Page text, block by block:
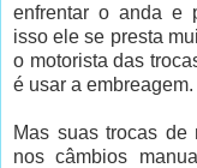
enfrentar o anda e
isso ele se presta
o motorista das
é usar a embreagem.
Mas suas trocas de
nos câmbios